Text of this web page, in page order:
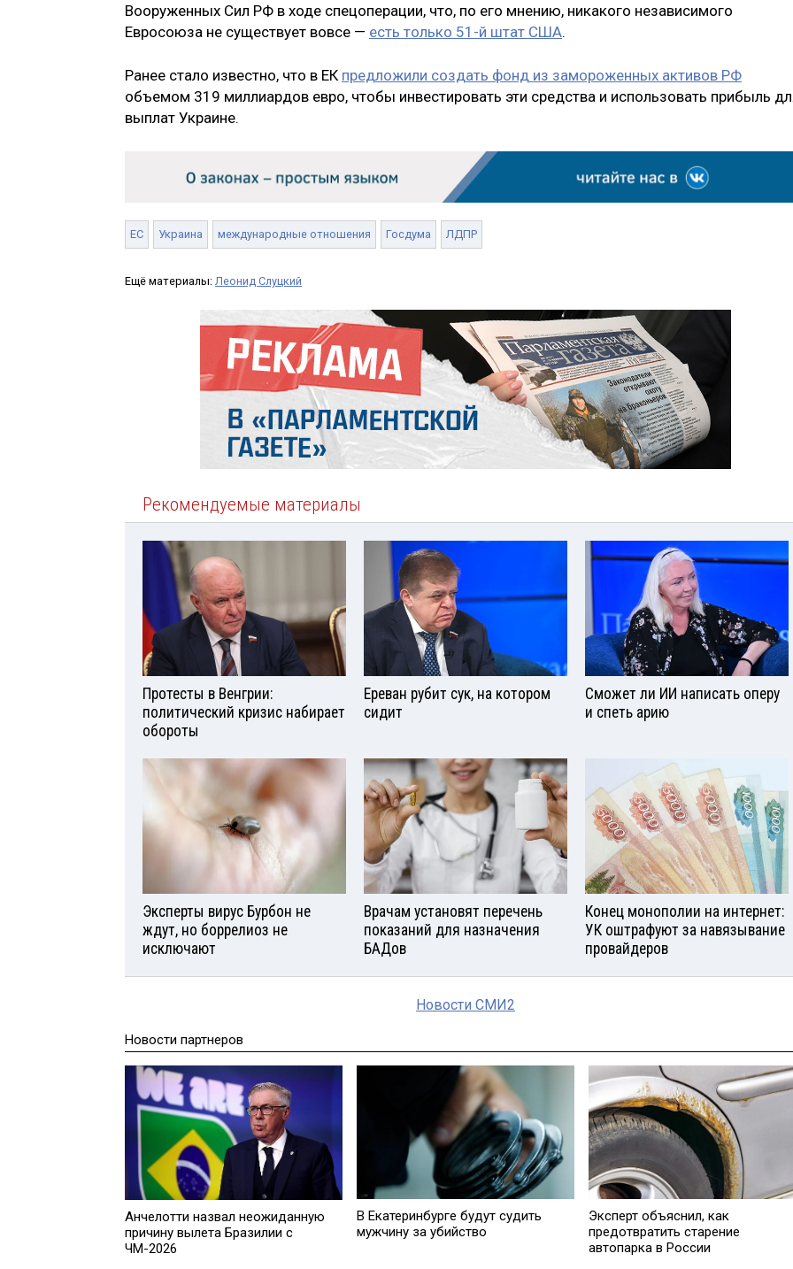
Вооруженных Cил РФ в ходе спецоперации, что, по его мнению, никакого независимого
Евросоюза не существует вовсе — есть только 51-й штат США.
Ранее стало известно, что в ЕК предложили создать фонд из замороженных активов РФ
объемом 319 миллиардов евро, чтобы инвестировать эти средства и использовать прибыль
выплат Украине.
ЕС Украина международные отношения Госдума ЛДПР
Ещё материалы: Леонид Слуцкий
Рекомендуемые материалы
Протесты в Венгрии:
политический кризис набирает
обороты
Ереван рубит сук, на котором
сидит
Сможет ли ИИ написать оперу
и спеть арию
Эксперты вирус Бурбон не
ждут, но боррелиоз не
исключают
Врачам установят перечень
показаний для назначения
БАДов
Конец монополии на интернет:
УК оштрафуют за навязывание
провайдеров
Новости СМИ2
Новости партнеров
Анчелотти назвал неожиданную
причину вылета Бразилии с
ЧМ-2026
В Екатеринбурге будут судить
мужчину за убийство
Эксперт объяснил, как
предотвратить старение
автопарка в России